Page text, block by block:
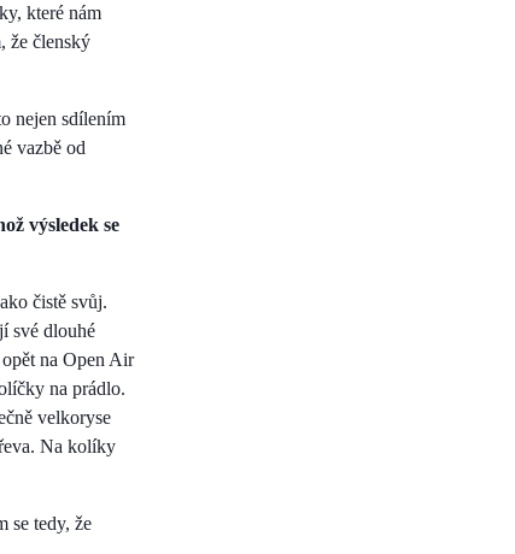
které nám
že členský
nejen sdílením
vazbě od
výsledek se
čistě svůj.
své dlouhé
na Open Air
na prádlo.
velkoryse
Na kolíky
se tedy, že